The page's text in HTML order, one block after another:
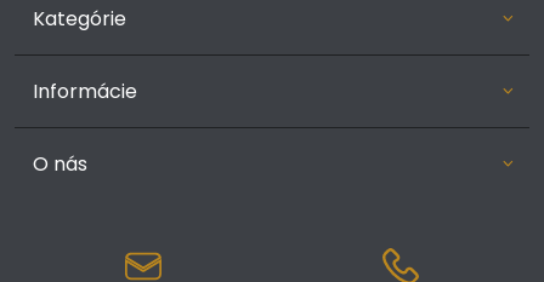
Kategórie
Informácie
O nás